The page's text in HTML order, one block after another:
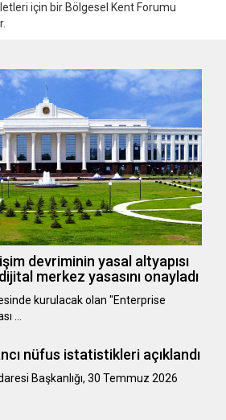
için bir Bölgesel Kent Forumu
devriminin yasal altyapısı
merkez yasasını onayladı
kurulacak olan "Enterprise
…
nüfus istatistikleri açıklandı
Başkanlığı, 30 Temmuz 2026